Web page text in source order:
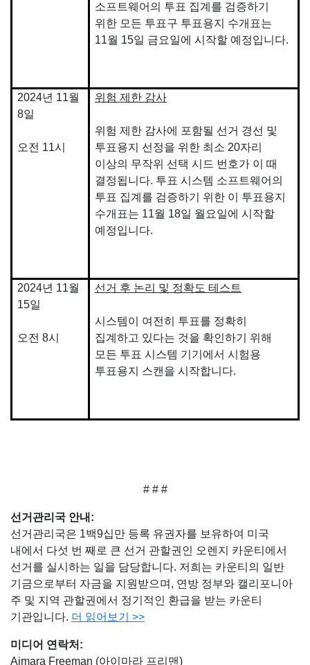
소프트웨어의 투표 집계를 검증하기
위한 모든 투표구 투표용지 수개표는
11월 15일 금요일에 시작할 예정입니다.
2024년 11월
8일
오전 11시
위험 제한 감사
위험 제한 감사에 포함될 선거 경선 및
투표용지 선정을 위한 최소 20자리
이상의 무작위 선택 시드 번호가 이 때
결정됩니다. 투표 시스템 소프트웨어의
투표 집계를 검증하기 위한 이 투표용지
수개표는 11월 18일 월요일에 시작할
예정입니다.
2024년 11월
15일
오전 8시
선거 후 논리 및 정확도 테스트
시스템이 여전히 투표를 정확히
집계하고 있다는 것을 확인하기 위해
모든 투표 시스템 기기에서 시험용
투표용지 스캔을 시작합니다.
# # #
선거관리국 안내 :
선거관리국은 1백9십만 등록 유권자를 보유하여 미국
내에서 다섯 번 째로 큰 선거 관할권인 오렌지 카운티에서
선거를 실시하는 일을 담당합니다. 저희는 카운티의 일반
기금으로부터 자금을 지원받으며, 연방 정부와 캘리포니아
주 및 지역 관할권에서 정기적인 환급을 받는 카운티
기관입니다. 더 읽어보기 >>
미디어 연락처 :
Aimara Freeman (아이마라 프리맨)